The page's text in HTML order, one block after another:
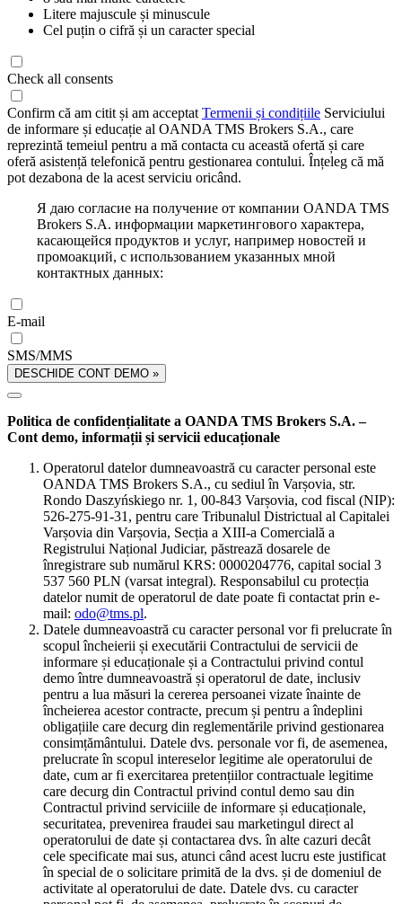
Litere majuscule și minuscule
Cel puțin o cifră și un caracter special
Check all consents
Confirm că am citit și am acceptat Termenii și condițiile Serviciului
de informare și educație al OANDA TMS Brokers S.A., care
reprezintă temeiul pentru a mă contacta cu această ofertă și care
oferă asistență telefonică pentru gestionarea contului. Înțeleg că mă
pot dezabona de la acest serviciu oricând.
Я даю согласие на получение от компании OANDA TMS
Brokers S.A. информации маркетингового характера,
касающейся продуктов и услуг, например новостей и
промоакций, с использованием указанных мной
контактных данных:
E-mail
SMS/MMS
DESCHIDE CONT DEMO »
Politica de confidențialitate a OANDA TMS Brokers S.A. –
Cont demo, informații și servicii educaționale
Operatorul datelor dumneavoastră cu caracter personal este
OANDA TMS Brokers S.A., cu sediul în Varșovia, str.
Rondo Daszyńskiego nr. 1, 00-843 Varșovia, cod fiscal (NIP):
526-275-91-31, pentru care Tribunalul Districtual al Capitalei
Varșovia din Varșovia, Secția a XIII-a Comercială a
Registrului Național Judiciar, păstrează dosarele de
înregistrare sub numărul KRS: 0000204776, capital social 3
537 560 PLN (varsat integral). Responsabilul cu protecția
datelor numit de operatorul de date poate fi contactat prin e-
mail: odo@tms.pl.
Datele dumneavoastră cu caracter personal vor fi prelucrate în
scopul încheierii și executării Contractului de servicii de
informare și educaționale și a Contractului privind contul
demo între dumneavoastră și operatorul de date, inclusiv
pentru a lua măsuri la cererea persoanei vizate înainte de
încheierea acestor contracte, precum și pentru a îndeplini
obligațiile care decurg din reglementările privind gestionarea
consimțământului. Datele dvs. personale vor fi, de asemenea,
prelucrate în scopul intereselor legitime ale operatorului de
date, cum ar fi exercitarea pretențiilor contractuale legitime
care decurg din Contractul privind contul demo sau din
Contractul privind serviciile de informare și educaționale,
securitatea, prevenirea fraudei sau marketingul direct al
operatorului de date și contactarea dvs. în alte cazuri decât
cele specificate mai sus, atunci când acest lucru este justificat
în special de o solicitare primită de la dvs. și de domeniul de
activitate al operatorului de date. Datele dvs. cu caracter